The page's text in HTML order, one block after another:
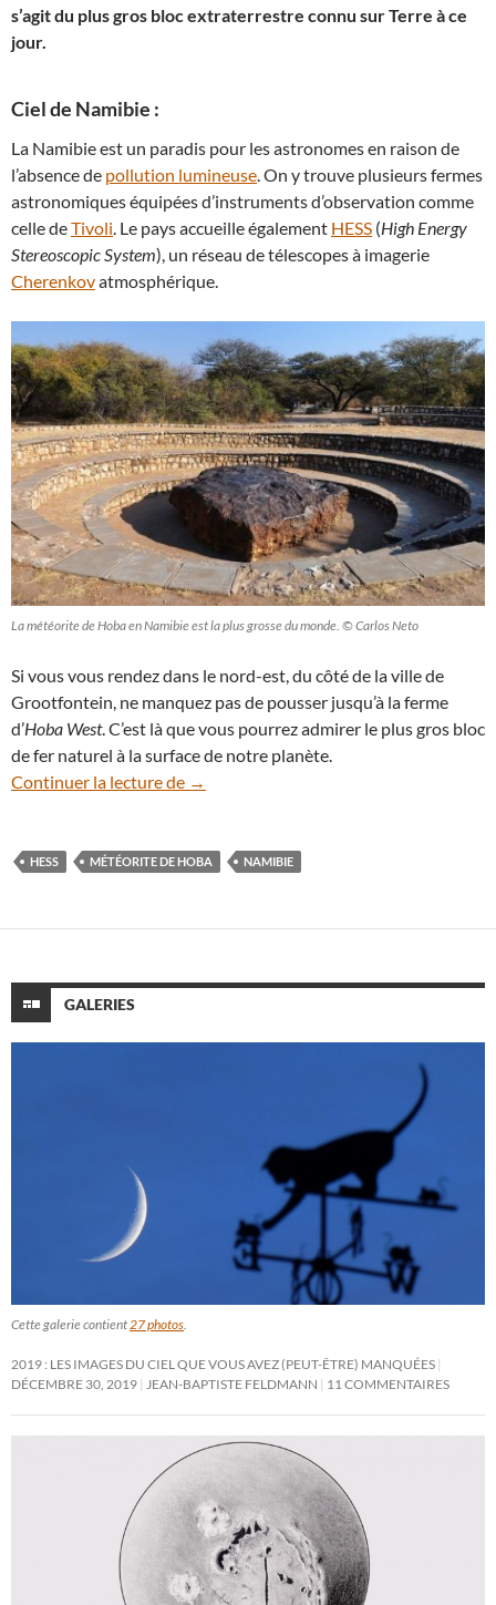
s’agit du plus gros bloc extraterrestre connu sur Terre à ce
jour.
Ciel de Namibie :
La Namibie est un paradis pour les astronomes en raison de
l’absence de pollution lumineuse. On y trouve plusieurs fermes
astronomiques équipées d’instruments d’observation comme
celle deTivoli. Le pays accueille également HESS (High Energy
Stereoscopic System), un réseau de télescopes à imagerie
Cherenkovatmosphérique.
La météorite de Hoba en Namibie est la plus grosse du monde. © Carlos Neto
Si vous vous rendez dans le nord-est, du côté de la ville de
Grootfontein, ne manquez pas de pousser jusqu’à la ferme
d’Hoba West. C’est là que vous pourrez admirer le plus gros bloc
de fer naturel à la surface de notre planète.
Continuer la lecture de
Zoom sur la météorite ferreuse de
→
HESS MÉTÉORITE DE HOBA NAMIBIE
GALERIES
Cette galerie contient 27 photos
2019 : LES IMAGES DU CIEL QUE VOUS AVEZ (PEUT-ÊTRE) MANQUÉES
DÉCEMBRE 30, 2019
JEAN-BAPTISTE FELDMANN 11 COMMENTAIRES